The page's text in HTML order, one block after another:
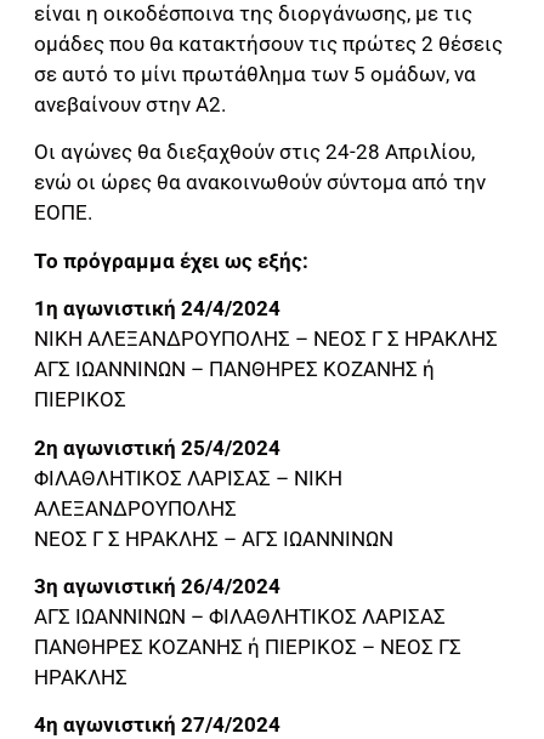
είναι η οικοδέσποινα της διοργάνωσης, με τις
ομάδες που θα κατακτήσουν τις πρώτες 2 θέσεις
σε αυτό το μίνι πρωτάθλημα των 5 ομάδων, να
ανεβαίνουν στην Α2.
Οι αγώνες θα διεξαχθούν στις 24-28 Απριλίου,
ενώ οι ώρες θα ανακοινωθούν σύντομα από την
ΕΟΠΕ.
Το πρόγραμμα έχει ως εξής:
1η αγωνιστική 24/4/2024
ΝΙΚΗ ΑΛΕΞΑΝΔΡΟΥΠΟΛΗΣ – ΝΕΟΣ Γ Σ ΗΡΑΚΛΗΣ
ΑΓΣ ΙΩΑΝΝΙΝΩΝ – ΠΑΝΘΗΡΕΣ ΚΟΖΑΝΗΣ ή
ΠΙΕΡΙΚΟΣ
2η αγωνιστική 25/4/2024
ΦΙΛΑΘΛΗΤΙΚΟΣ ΛΑΡΙΣΑΣ – ΝΙΚΗ
ΑΛΕΞΑΝΔΡΟΥΠΟΛΗΣ
ΝΕΟΣ Γ Σ ΗΡΑΚΛΗΣ – ΑΓΣ ΙΩΑΝΝΙΝΩΝ
3η αγωνιστική 26/4/2024
ΑΓΣ ΙΩΑΝΝΙΝΩΝ – ΦΙΛΑΘΛΗΤΙΚΟΣ ΛΑΡΙΣΑΣ
ΠΑΝΘΗΡΕΣ ΚΟΖΑΝΗΣ ή ΠΙΕΡΙΚΟΣ – ΝΕΟΣ ΓΣ
ΗΡΑΚΛΗΣ
4η αγωνιστική 27/4/2024